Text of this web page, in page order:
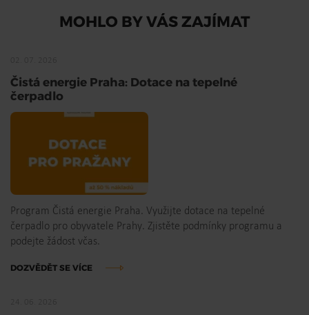
MOHLO BY VÁS ZAJÍMAT
Čistá energie Praha: Dotace na tepelné
čerpadlo
Program Čistá energie Praha. Využijte dotace na tepelné
čerpadlo pro obyvatele Prahy. Zjistěte podmínky programu a
podejte žádost včas.
DOZVĚDĚT SE VÍCE